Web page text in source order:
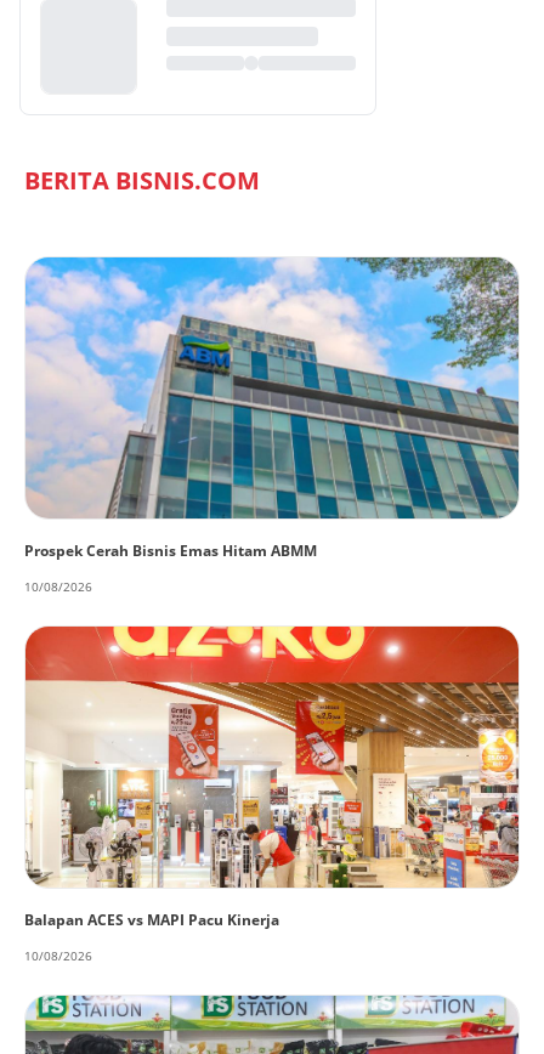
BERITA BISNIS.COM
Prospek Cerah Bisnis Emas Hitam ABMM
10/08/2026
Balapan ACES vs MAPI Pacu Kinerja
10/08/2026